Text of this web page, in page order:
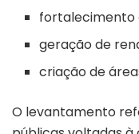
fortalecimento
geração de
criação de
O levantamento